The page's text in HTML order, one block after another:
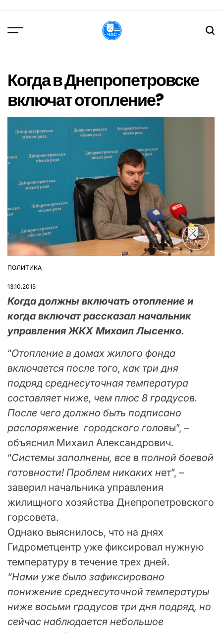
вмісту
Когда в Днепропетровске
включат отопление?
ОПУБЛІКУВАТИ
ПОЛИТИКА
13.10.2015
Когда должны включать отопление и
когда включат рассказал начальник
управления ЖКХ Михаил Лысенко.
“Отопление в домах жилого фонда
включается после того, как три дня
подряд среднесуточная температура
составляет ниже, чем плюс 8 градусов.
После чего должно быть подписано
распоряжение городского головы”, –
объяснил Михаил Александрович.
“Системы заполнены, все в полной боевой
готовности! Проблем никаких нет”, –
заверил начальника управления
жилищного хозяйства Днепропетровского
горсовета.
Однако выяснилось, что на днях
Гидрометцентр уже фиксировал нужную
температуру в течение трех дней.
“Нами уже было зафиксировано
понижение среднесуточной температуры
ниже восьми градусов три дня подряд, но
сейчас наблюдается небольшое